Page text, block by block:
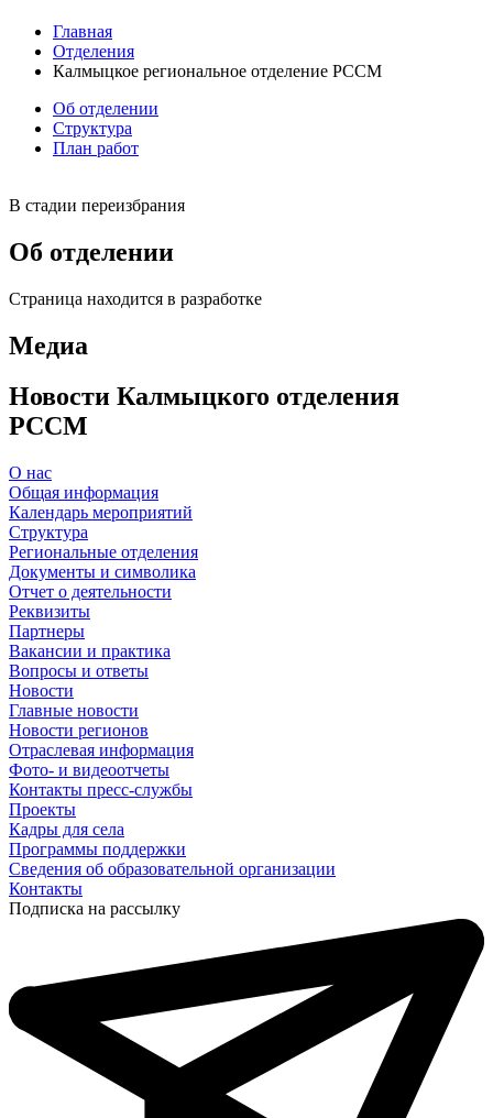
Главная
Отделения
Калмыцкое региональное отделение РССМ
Об отделении
Структура
План работ
В стадии переизбрания
Об отделении
Страница находится в разработке
Медиа
Новости Калмыцкого отделения
РССМ
О нас
Общая информация
Календарь мероприятий
Структура
Региональные отделения
Документы и символика
Отчет о деятельности
Реквизиты
Партнеры
Вакансии и практика
Вопросы и ответы
Новости
Главные новости
Новости регионов
Отраслевая информация
Фото- и видеоотчеты
Контакты пресс-службы
Проекты
Кадры для села
Программы поддержки
Сведения об образовательной организации
Контакты
Подписка на рассылку